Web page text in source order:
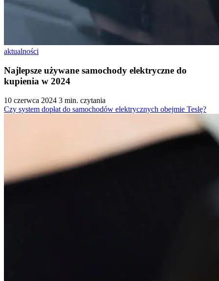
aktualności
Najlepsze używane samochody elektryczne do
kupienia w 2024
10 czerwca 2024 3 min. czytania
Czy system dopłat do samochodów elektrycznych obejmie Teslę?